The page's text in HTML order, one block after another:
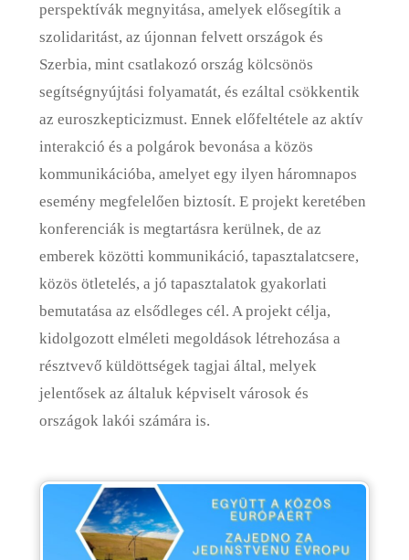
perspektívák megnyitása, amelyek elősegítik a
szolidaritást, az újonnan felvett országok és
Szerbia, mint csatlakozó ország kölcsönös
segítségnyújtási folyamatát, és ezáltal csökkentik
az euroszkepticizmust. Ennek előfeltétele az aktív
interakció és a polgárok bevonása a közös
kommunikációba, amelyet egy ilyen háromnapos
esemény megfelelően biztosít. E projekt keretében
konferenciák is megtartásra kerülnek, de az
emberek közötti kommunikáció, tapasztalatcsere,
közös ötletelés, a jó tapasztalatok gyakorlati
bemutatása az elsődleges cél. A projekt célja,
kidolgozott elméleti megoldások létrehozása a
résztvevő küldöttségek tagjai által, melyek
jelentősek az általuk képviselt városok és
országok lakói számára is.